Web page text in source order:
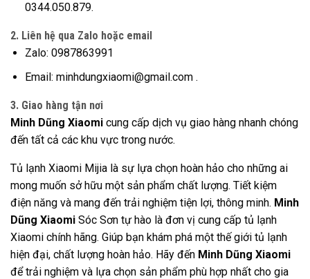
0344.050.879.
2. Liên hệ qua Zalo hoặc email
Zalo: 0987863991
Email: minhdungxiaomi@gmail.com .
3. Giao hàng tận nơi
Minh Dũng Xiaomi cung cấp dịch vụ giao hàng nhanh chóng
đến tất cả các khu vực trong nước.
Tủ lạnh Xiaomi Mijia là sự lựa chọn hoàn hảo cho những ai
mong muốn sở hữu một sản phẩm chất lượng. Tiết kiệm
điện năng và mang đến trải nghiệm tiện lợi, thông minh. Minh
Dũng Xiaomi Sóc Sơn tự hào là đơn vị cung cấp tủ lạnh
Xiaomi chính hãng. Giúp bạn khám phá một thế giới tủ lạnh
hiện đại, chất lượng hoàn hảo. Hãy đến Minh Dũng Xiaomi
để trải nghiệm và lựa chọn sản phẩm phù hợp nhất cho gia